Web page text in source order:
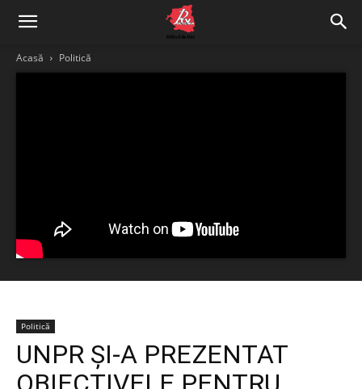
Acasă Politică
Politică
UNPR ȘI-A PREZENTAT